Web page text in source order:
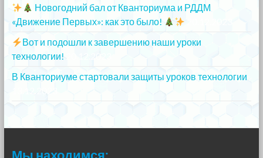
Новогодний бал от Кванториума и РДДМ
«Движение Первых»: как это было!
Вот и подошли к завершению наши уроки
технологии!
В Кванториуме стартовали защиты уроков технологии